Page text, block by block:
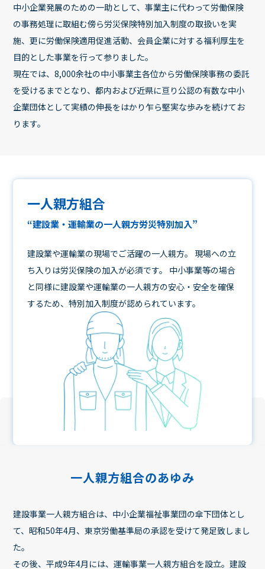
中小企業発展のための一助として、事業主に代わって労働保険
の事務処理に取組む傍ら労災保険特別加入制度の取扱いを実
施、更に労働保険適用促進活動、会員企業に対する福利厚生を
目的とした事業を行って参りました。
現在では、8,000余社の中小事業主各位から労働保険事務の委託
を受けるまでとなり、都内および近県に亘り公認の有数な中小
企業団体として実績の伸長をはかり乍ら堅実な歩みを続けてお
ります。
一人親方組合
“建設業・運輸業の一人親方労災特別加入”
建設業や運輸業の現場でご活躍の一人親方。 現場への立
ち入りは労災保険の加入が必須です。 中小事業等の場合
と同様に建設業や運輸業の一人親方の安心・安全を確保
するため、特別加入制度が認められています。
一人親方組合のあゆみ
建設事業一人親方組合は、中小企業福祉事業団の傘下団体とし
て、昭和50年4月、東京労働基準局の承認を受けて発足致しまし
た。
その後、平成9年4月には、運輸事業一人親方組合を設立。建設